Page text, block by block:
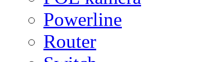
Powerline
Router